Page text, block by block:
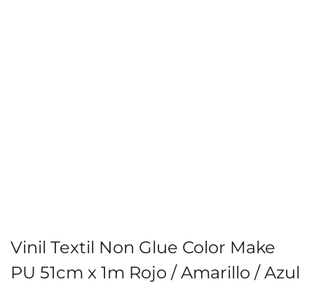
Vinil Textil Non Glue Color Make
PU 51cm x 1m Rojo / Amarillo / Azul